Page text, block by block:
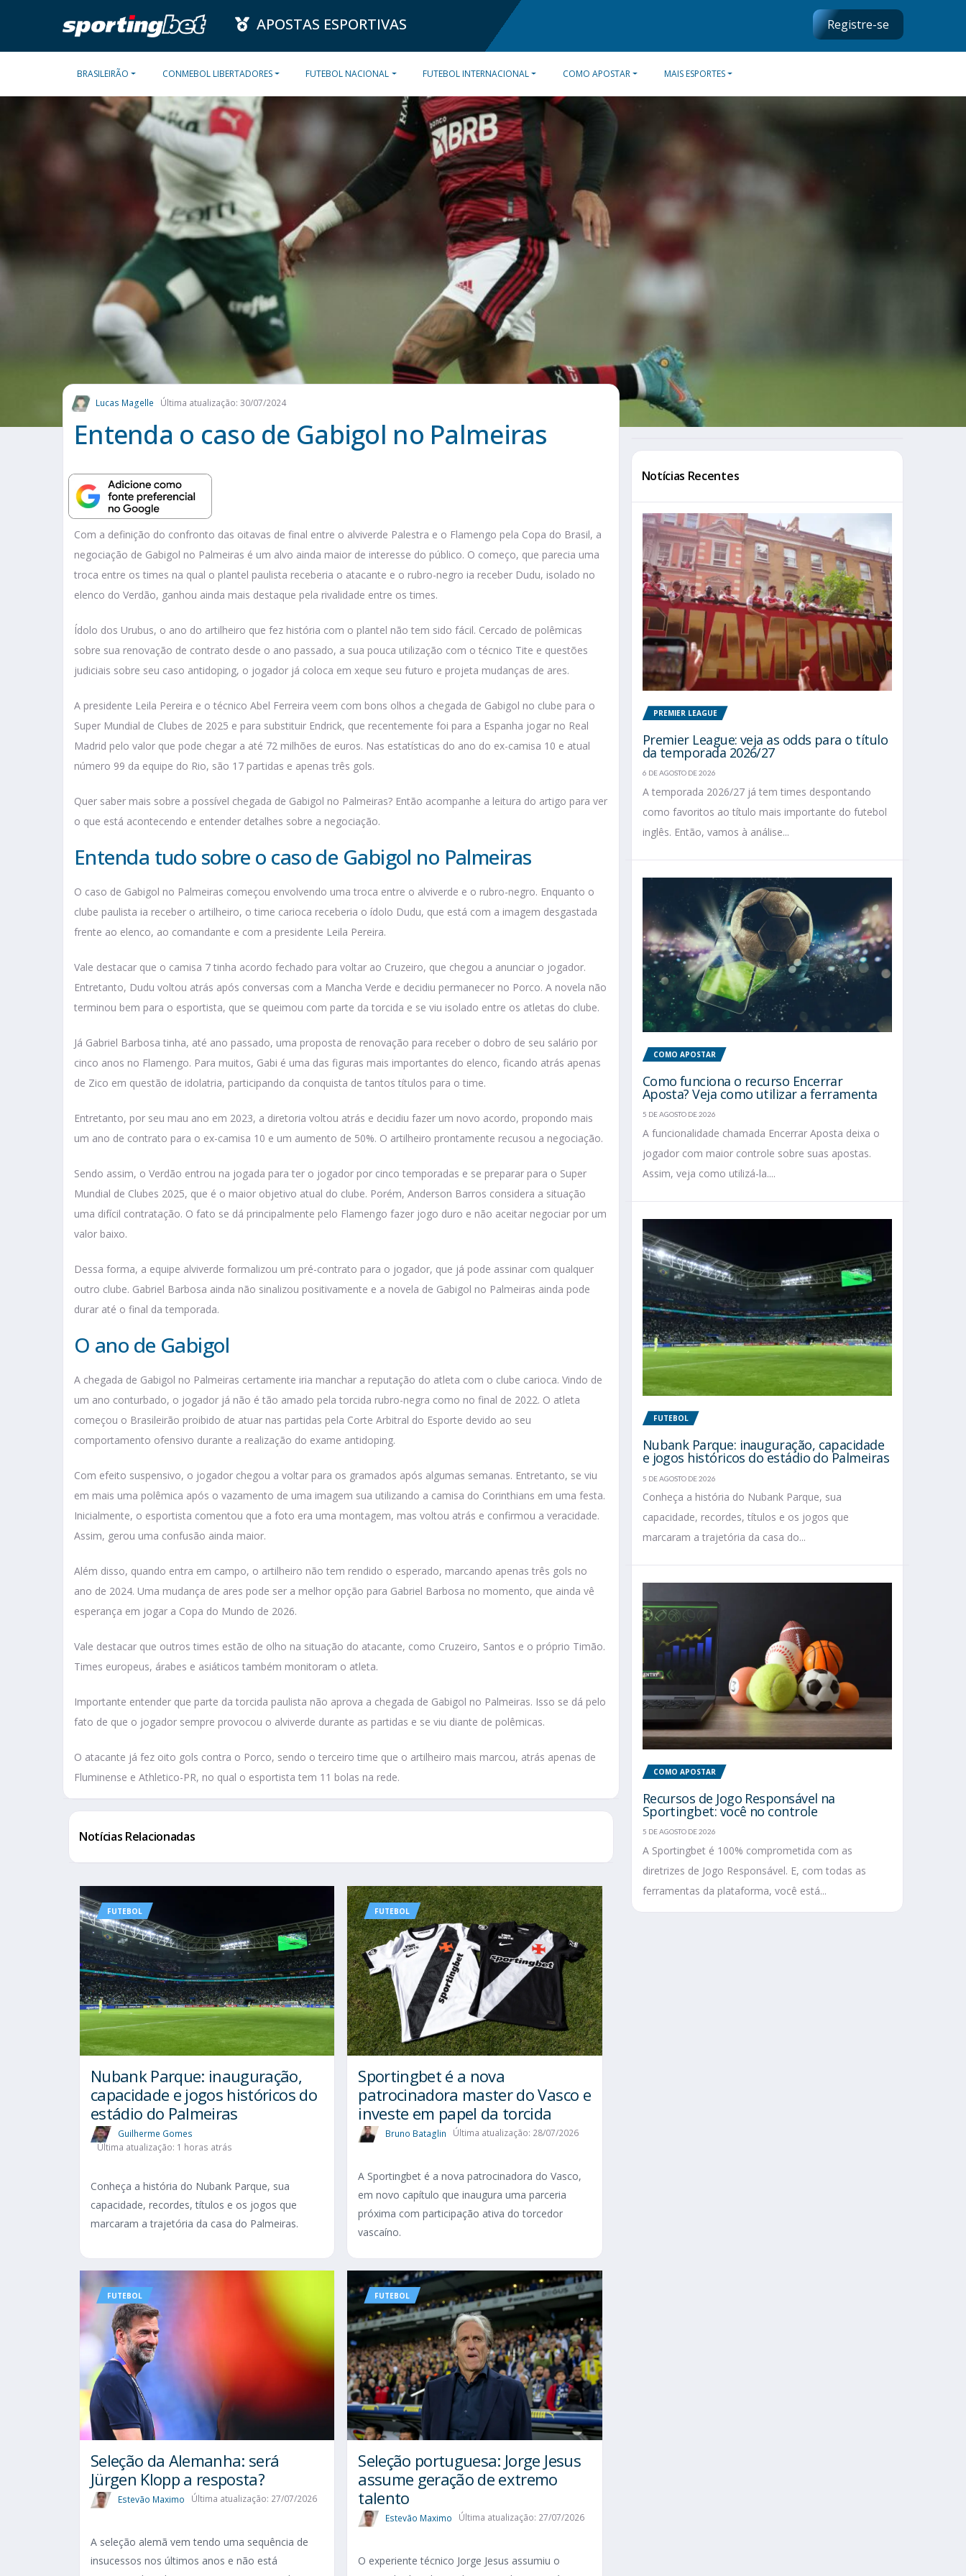
APOSTAS ESPORTIVAS Registre-se
BRASILEIRÃO CONMEBOL LIBERTADORES FUTEBOL NACIONAL FUTEBOL INTERNACIONAL COMO APOSTAR MAIS ESPORTES
Lucas Magelle Última atualização: 30/07/2024
Entenda o caso de Gabigol no Palmeiras
Com a definição do confronto das oitavas de final entre o alviverde Palestra e o Flamengo pela Copa do Brasil, a
negociação de Gabigol no Palmeiras é um alvo ainda maior de interesse do público. O começo, que parecia uma
troca entre os times na qual o plantel paulista receberia o atacante e o rubro-negro ia receber Dudu, isolado no
elenco do Verdão, ganhou ainda mais destaque pela rivalidade entre os times.
Ídolo dos Urubus, o ano do artilheiro que fez história com o plantel não tem sido fácil. Cercado de polêmicas
sobre sua renovação de contrato desde o ano passado, a sua pouca utilização com o técnico Tite e questões
judiciais sobre seu caso antidoping, o jogador já coloca em xeque seu futuro e projeta mudanças de ares.
A presidente Leila Pereira e o técnico Abel Ferreira veem com bons olhos a chegada de Gabigol no clube para o
Super Mundial de Clubes de 2025 e para substituir Endrick, que recentemente foi para a Espanha jogar no Real
Madrid pelo valor que pode chegar a até 72 milhões de euros. Nas estatísticas do ano do ex-camisa 10 e atual
número 99 da equipe do Rio, são 17 partidas e apenas três gols.
Quer saber mais sobre a possível chegada de Gabigol no Palmeiras? Então acompanhe a leitura do artigo para ver
o que está acontecendo e entender detalhes sobre a negociação.
Entenda tudo sobre o caso de Gabigol no Palmeiras
O caso de Gabigol no Palmeiras começou envolvendo uma troca entre o alviverde e o rubro-negro. Enquanto o
clube paulista ia receber o artilheiro, o time carioca receberia o ídolo Dudu, que está com a imagem desgastada
frente ao elenco, ao comandante e com a presidente Leila Pereira.
Vale destacar que o camisa 7 tinha acordo fechado para voltar ao Cruzeiro, que chegou a anunciar o jogador.
Entretanto, Dudu voltou atrás após conversas com a Mancha Verde e decidiu permanecer no Porco. A novela não
terminou bem para o esportista, que se queimou com parte da torcida e se viu isolado entre os atletas do clube.
Já Gabriel Barbosa tinha, até ano passado, uma proposta de renovação para receber o dobro de seu salário por
cinco anos no Flamengo. Para muitos, Gabi é uma das figuras mais importantes do elenco, ficando atrás apenas
de Zico em questão de idolatria, participando da conquista de tantos títulos para o time.
Entretanto, por seu mau ano em 2023, a diretoria voltou atrás e decidiu fazer um novo acordo, propondo mais
um ano de contrato para o ex-camisa 10 e um aumento de 50%. O artilheiro prontamente recusou a negociação.
Sendo assim, o Verdão entrou na jogada para ter o jogador por cinco temporadas e se preparar para o Super
Mundial de Clubes 2025, que é o maior objetivo atual do clube. Porém, Anderson Barros considera a situação
uma difícil contratação. O fato se dá principalmente pelo Flamengo fazer jogo duro e não aceitar negociar por um
valor baixo.
Dessa forma, a equipe alviverde formalizou um pré-contrato para o jogador, que já pode assinar com qualquer
outro clube. Gabriel Barbosa ainda não sinalizou positivamente e a novela de Gabigol no Palmeiras ainda pode
durar até o final da temporada.
O ano de Gabigol
A chegada de Gabigol no Palmeiras certamente iria manchar a reputação do atleta com o clube carioca. Vindo de
um ano conturbado, o jogador já não é tão amado pela torcida rubro-negra como no final de 2022. O atleta
começou o Brasileirão proibido de atuar nas partidas pela Corte Arbitral do Esporte devido ao seu
comportamento ofensivo durante a realização do exame antidoping.
Com efeito suspensivo, o jogador chegou a voltar para os gramados após algumas semanas. Entretanto, se viu
em mais uma polêmica após o vazamento de uma imagem sua utilizando a camisa do Corinthians em uma festa.
Inicialmente, o esportista comentou que a foto era uma montagem, mas voltou atrás e confirmou a veracidade.
Assim, gerou uma confusão ainda maior.
Além disso, quando entra em campo, o artilheiro não tem rendido o esperado, marcando apenas três gols no
ano de 2024. Uma mudança de ares pode ser a melhor opção para Gabriel Barbosa no momento, que ainda vê
esperança em jogar a Copa do Mundo de 2026.
Vale destacar que outros times estão de olho na situação do atacante, como Cruzeiro, Santos e o próprio Timão.
Times europeus, árabes e asiáticos também monitoram o atleta.
Importante entender que parte da torcida paulista não aprova a chegada de Gabigol no Palmeiras. Isso se dá pelo
fato de que o jogador sempre provocou o alviverde durante as partidas e se viu diante de polêmicas.
O atacante já fez oito gols contra o Porco, sendo o terceiro time que o artilheiro mais marcou, atrás apenas de
Fluminense e Athletico-PR, no qual o esportista tem 11 bolas na rede.
Notícias Relacionadas
FUTEBOL
Nubank Parque: inauguração,
capacidade e jogos históricos do
estádio do Palmeiras
Guilherme Gomes
Última atualização: 1 horas atrás
Conheça a história do Nubank Parque, sua
capacidade, recordes, títulos e os jogos que
marcaram a trajetória da casa do Palmeiras.
FUTEBOL
Sportingbet é a nova
patrocinadora master do Vasco e
investe em papel da torcida
Bruno Bataglin Última atualização: 28/07/2026
A Sportingbet é a nova patrocinadora do Vasco,
em novo capítulo que inaugura uma parceria
próxima com participação ativa do torcedor
vascaíno.
FUTEBOL
Seleção da Alemanha: será
Jürgen Klopp a resposta?
Estevão Maximo Última atualização: 27/07/2026
A seleção alemã vem tendo uma sequência de
insucessos nos últimos anos e não está
FUTEBOL
Seleção portuguesa: Jorge Jesus
assume geração de extremo
talento
Estevão Maximo Última atualização: 27/07/2026
O experiente técnico Jorge Jesus assumiu o
Notícias Recentes
PREMIER LEAGUE
Premier League: veja as odds para o título
da temporada 2026/27
6 DE AGOSTO DE 2026
A temporada 2026/27 já tem times despontando
como favoritos ao título mais importante do futebol
inglês. Então, vamos à análise...
COMO APOSTAR
Como funciona o recurso Encerrar
Aposta? Veja como utilizar a ferramenta
5 DE AGOSTO DE 2026
A funcionalidade chamada Encerrar Aposta deixa o
jogador com maior controle sobre suas apostas.
Assim, veja como utilizá-la....
FUTEBOL
Nubank Parque: inauguração, capacidade
e jogos históricos do estádio do Palmeiras
5 DE AGOSTO DE 2026
Conheça a história do Nubank Parque, sua
capacidade, recordes, títulos e os jogos que
marcaram a trajetória da casa do...
COMO APOSTAR
Recursos de Jogo Responsável na
Sportingbet: você no controle
5 DE AGOSTO DE 2026
A Sportingbet é 100% comprometida com as
diretrizes de Jogo Responsável. E, com todas as
ferramentas da plataforma, você está...